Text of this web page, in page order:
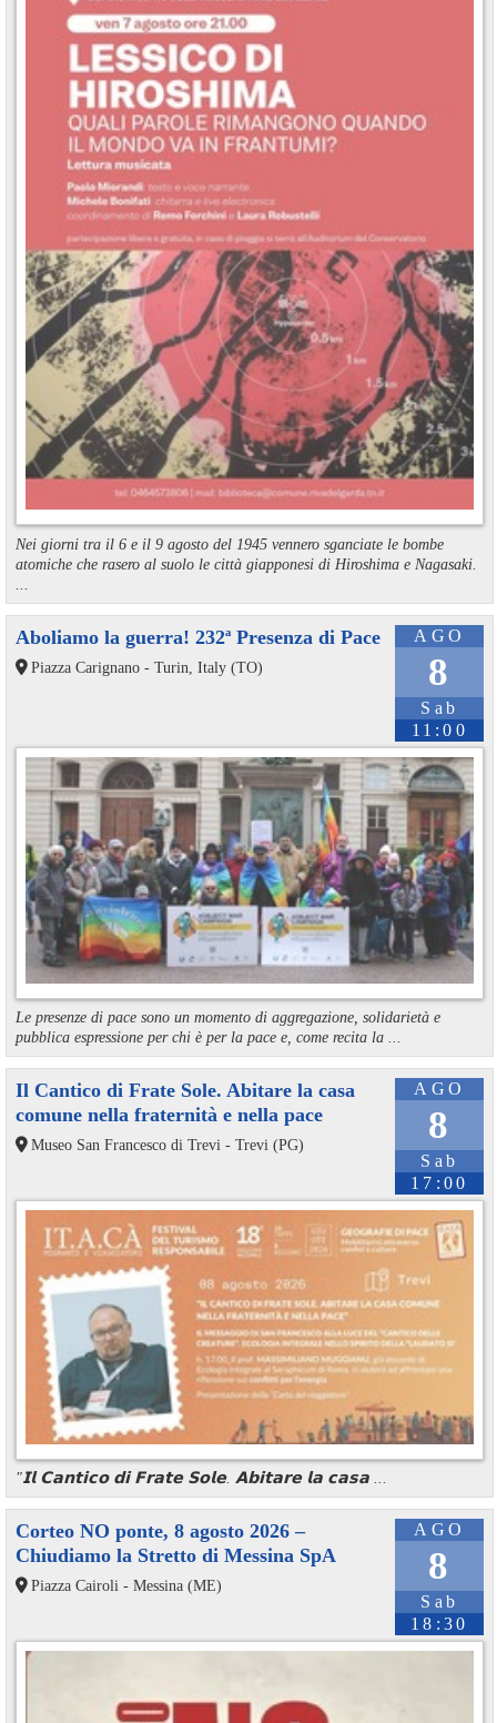
Nei giorni tra il 6 e il 9 agosto del 1945 vennero sganciate le bombe
atomiche che rasero al suolo le città giapponesi di Hiroshima e Nagasaki.
AGO
8
Sab
11:00
Aboliamo la guerra! 232ª Presenza di Pace
Piazza Carignano - Turin, Italy (TO)
Le presenze di pace sono un momento di aggregazione, solidarietà e
pubblica espressione per chi è per la pace e, come recita la ...
AGO
8
Sab
17:00
Il Cantico di Frate Sole. Abitare la casa
comune nella fraternità e nella pace
Museo San Francesco di Trevi - Trevi (PG)
"𝗜𝗹 𝗖𝗮𝗻𝘁𝗶𝗰𝗼 𝗱𝗶 𝗙𝗿𝗮𝘁𝗲 𝗦𝗼𝗹𝗲. 𝗔𝗯𝗶𝘁𝗮𝗿𝗲 𝗹𝗮 𝗰𝗮𝘀𝗮 ...
AGO
8
Sab
18:30
Corteo NO ponte, 8 agosto 2026 –
Chiudiamo la Stretto di Messina SpA
Piazza Cairoli - Messina (ME)